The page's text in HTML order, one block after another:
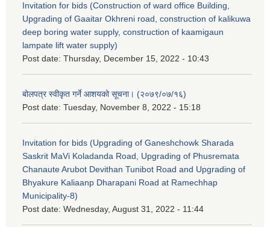
Invitation for bids (Construction of ward office Building,
Upgrading of Gaaitar Okhreni road, construction of kalikuwa
deep boring water supply, construction of kaamigaun
lampate lift water supply)
Post date: Thursday, December 15, 2022 - 10:43
बोलपत्र स्वीकृत गर्ने आशयको सूचना। (२०७९/०७/१६)
Post date: Tuesday, November 8, 2022 - 15:18
Invitation for bids (Upgrading of Ganeshchowk Sharada
Saskrit MaVi Koladanda Road, Upgrading of Phusremata
Chanaute Arubot Devithan Tunibot Road and Upgrading of
Bhyakure Kaliaanp Dharapani Road at Ramechhap
Municipality-8)
Post date: Wednesday, August 31, 2022 - 11:44